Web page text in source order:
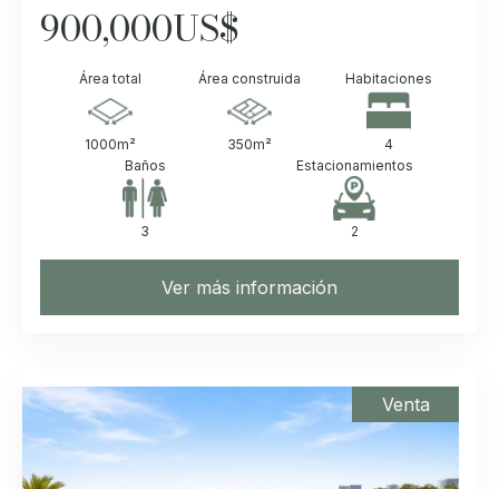
900,000US$
Área total
1000m²
Área construida
350m²
Habitaciones
4
Baños
3
Estacionamientos
2
Ver más información
Venta